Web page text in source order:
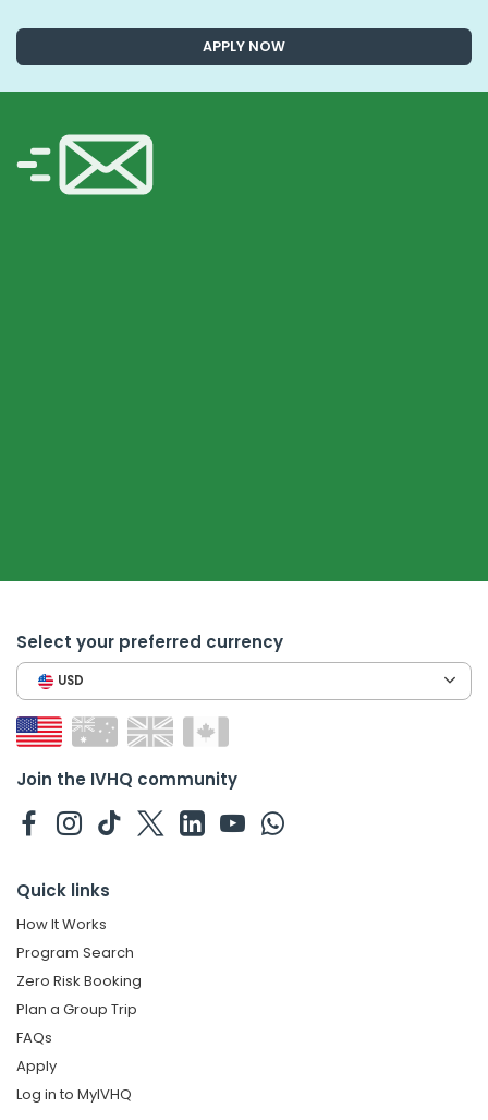
APPLY NOW
Select your preferred currency
USD
Join the IVHQ community
Quick links
How It Works
Program Search
Zero Risk Booking
Plan a Group Trip
FAQs
Apply
Log in to MyIVHQ